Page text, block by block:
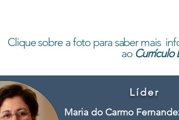
Clique sobre a foto para saber mais
ao Currículo
Líder
Maria do Carmo